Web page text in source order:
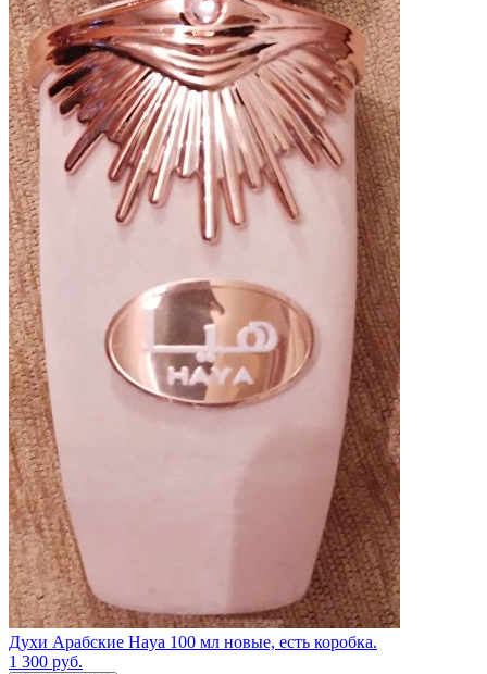
Духи Арабские Haya 100 мл новые, есть коробка.
1 300 руб.